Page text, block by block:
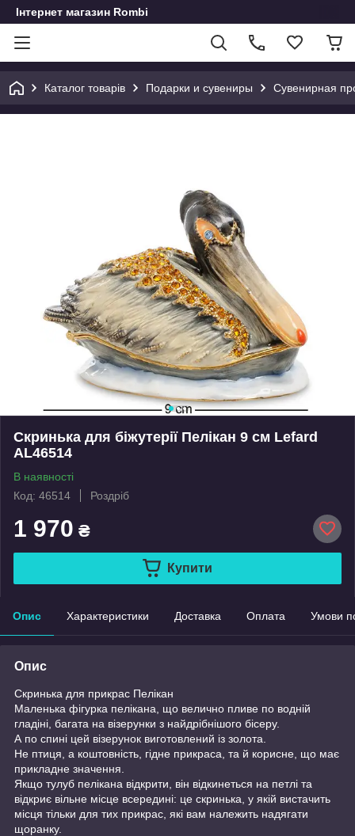
Інтернет магазин Rombi
Каталог товарів Подарки и сувениры Сувенирная
Скринька для біжутерії Пелікан 9 см Lefard
AL46514
В наявності
Код: 46514
Роздріб
1 970 ₴
Купити
Опис Характеристики Доставка Оплата Умови
Опис
Скринька для прикрас Пелікан
Маленька фігурка пелікана, що велично пливе по водній
гладіні, багата на візерунки з найдрібнішого бісеру.
А по спині цей візерунок виготовлений із золота.
Не птиця, а коштовність, гідне прикраса, та й корисне, що має
прикладне значення.
Якщо тулуб пелікана відкрити, він відкинеться на петлі та
відкриє вільне місце всередині: це скринька, у якій вистачить
місця тільки для тих прикрас, які вам належить надягати
щоранку.